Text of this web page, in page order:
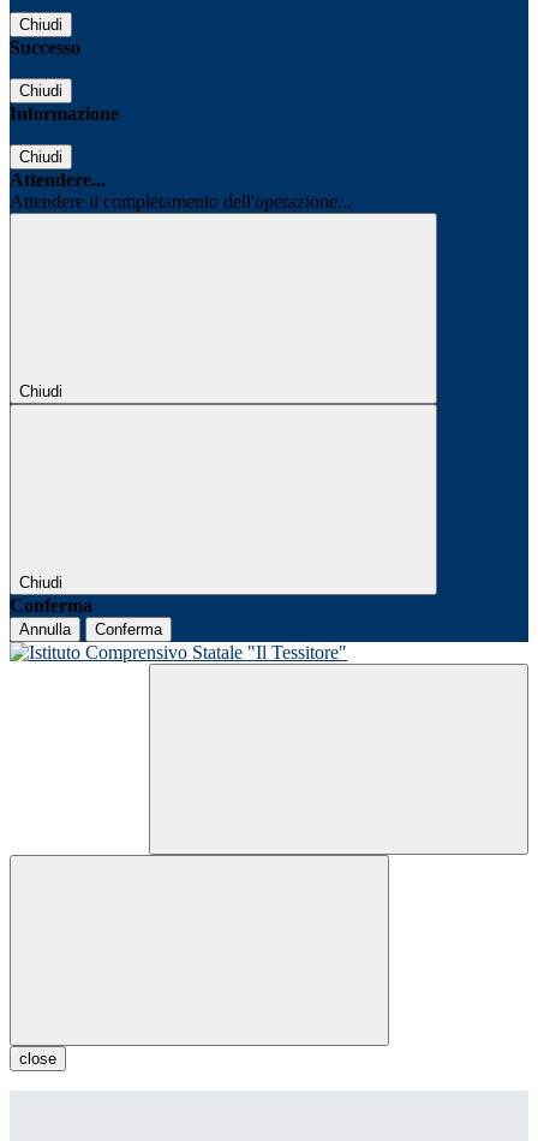
Chiudi
Successo
Chiudi
Informazione
Chiudi
Attendere...
Attendere il completamento dell'operazione...
Chiudi
Chiudi
Conferma
Annulla Conferma
close